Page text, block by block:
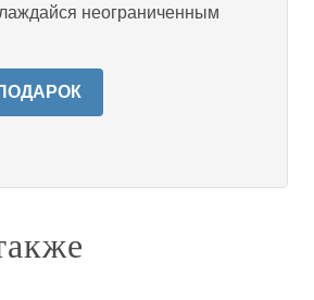
неограниченным